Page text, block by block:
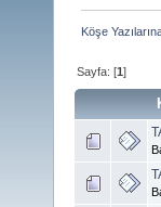
Köşe
Sayfa: [1]